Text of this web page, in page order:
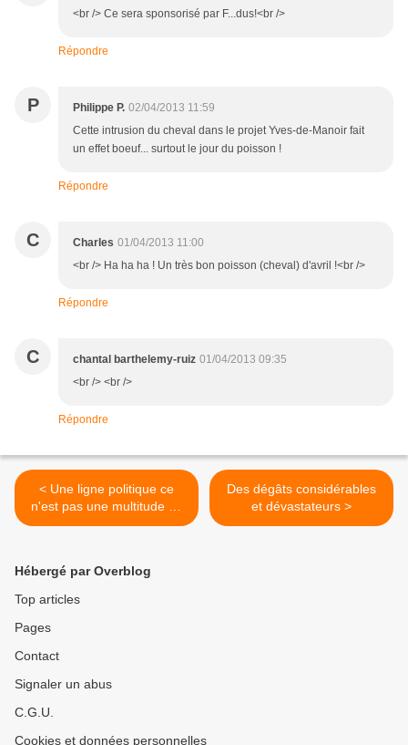
<br /> Ce sera sponsorisé par F...dus!<br />
Répondre
P Philippe P. 02/04/2013 11:59
Cette intrusion du cheval dans le projet Yves-de-Manoir fait
un effet boeuf... surtout le jour du poisson !
Répondre
C Charles 01/04/2013 11:00
<br /> Ha ha ha ! Un très bon poisson (cheval) d'avril !<br />
Répondre
C chantal barthelemy-ruiz 01/04/2013 09:35
<br /> <br />
Répondre
< Une ligne politique ce
n'est pas une multitude de
mesures énumérées
Des dégâts considérables
et dévastateurs >
Hébergé par Overblog
Top articles
Pages
Contact
Signaler un abus
C.G.U.
Cookies et données personnelles